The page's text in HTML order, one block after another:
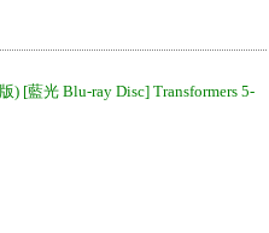
[藍光 Blu-ray Disc] Transformers 5-